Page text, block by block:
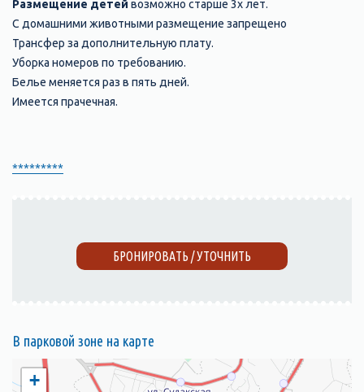
Размещение детей возможно старше 3х лет.
С домашними животными размещение запрещено
Трансфер за дополнительную плату.
Уборка номеров по требованию.
Белье меняется раз в пять дней.
Имеется прачечная.
*********
БРОНИРОВАТЬ / УТОЧНИТЬ
В парковой зоне на карте
+